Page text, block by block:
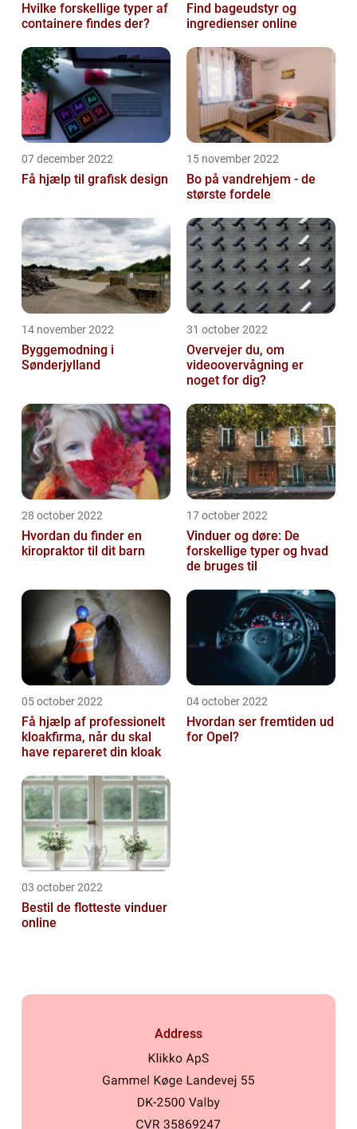
Hvilke forskellige typer af
containere findes der?
Find bageudstyr og
ingredienser online
07 december 2022
Få hjælp til grafisk design
15 november 2022
Bo på vandrehjem - de
største fordele
14 november 2022
Byggemodning i
Sønderjylland
31 october 2022
Overvejer du, om
videoovervågning er
noget for dig?
28 october 2022
Hvordan du finder en
kiropraktor til dit barn
17 october 2022
Vinduer og døre: De
forskellige typer og hvad
de bruges til
05 october 2022
Få hjælp af professionelt
kloakfirma, når du skal
have repareret din kloak
04 october 2022
Hvordan ser fremtiden ud
for Opel?
03 october 2022
Bestil de flotteste vinduer
online
Address